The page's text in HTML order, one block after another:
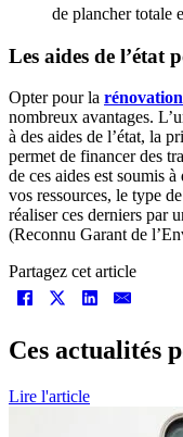
de plancher totale
Les aides de l’état
Opter pour la
nombreux avantages.
à des aides de l’état, la
permet de financer des
de ces aides est soumis
vos ressources, le type
réaliser ces derniers par
(Reconnu Garant de
Partagez cet article
Ces actualités
Lire l'article